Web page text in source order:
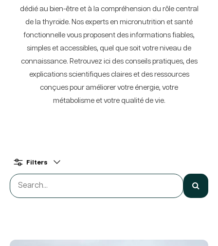
dédié au bien-être et à la compréhension du rôle central
de la thyroïde. Nos experts en micronutrition et santé
fonctionnelle vous proposent des informations fiables,
simples et accessibles, quel que soit votre niveau de
connaissance. Retrouvez ici des conseils pratiques, des
explications scientifiques claires et des ressources
conçues pour améliorer votre énergie, votre
métabolisme et votre qualité de vie.
Filters